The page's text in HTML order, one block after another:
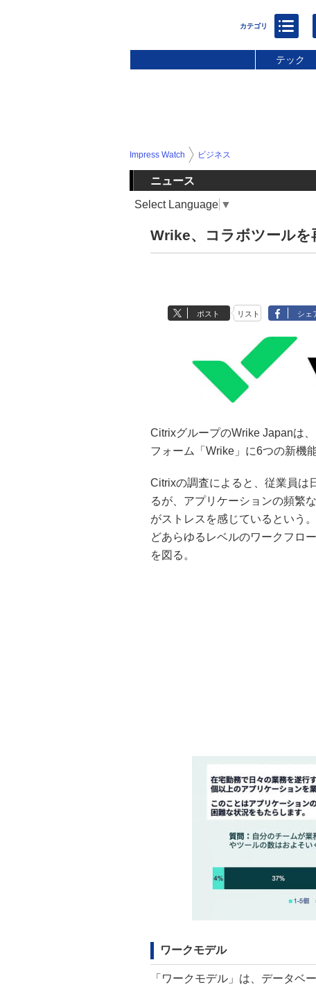
テック
Impress Watch ビジネス
ニュース
Select Language ▼
Wrike、コラボツールを
ポスト リスト シェ
CitrixグループのWrike Japanは
フォーム「Wrike」に6つの新機
Citrixの調査によると、従業員は
るが、アプリケーションの頻繁
がストレスを感じているという
どあらゆるレベルのワークフロ
を図る。
ワークモデル
「ワークモデル」は、データベ